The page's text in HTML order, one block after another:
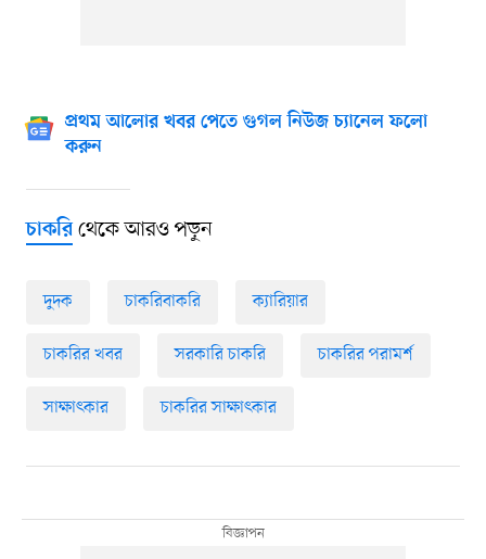
প্রথম আলোর খবর পেতে গুগল নিউজ চ্যানেল ফলো
করুন
চাকরিথেকে আরও পড়ুন
দুদক চাকরিবাকরি ক্যারিয়ার
চাকরির খবর সরকারি চাকরি চাকরির পরামর্শ
সাক্ষাৎকার চাকরির সাক্ষাৎকার